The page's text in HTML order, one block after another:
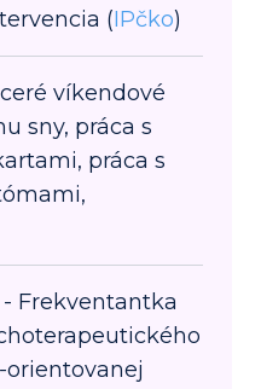
(IPčko)
víkendové
sny, práca s
práca s
- Frekventantka
orientovanej